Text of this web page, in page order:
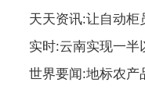
天天资讯:让自动柜
实时:云南实现一半
世界要闻:地标农产